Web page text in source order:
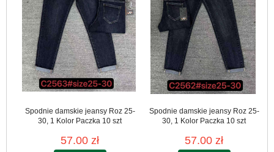
Spodnie damskie jeansy Roz 25-
30, 1 Kolor Paczka 10 szt
57.00 zł
Spodnie damskie jeansy Roz 25-
30, 1 Kolor Paczka 10 szt
57.00 zł